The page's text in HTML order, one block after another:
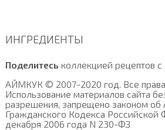
ИНГРЕДИЕНТЫ
Поделитесь коллекцией рецептов
АЙМКУК © 2007-2020 год. Все
Использование материалов сайта
разрешения, запрещено законом об
Гражданского Кодекса Российской
декабря 2006 года N 230-ФЗ